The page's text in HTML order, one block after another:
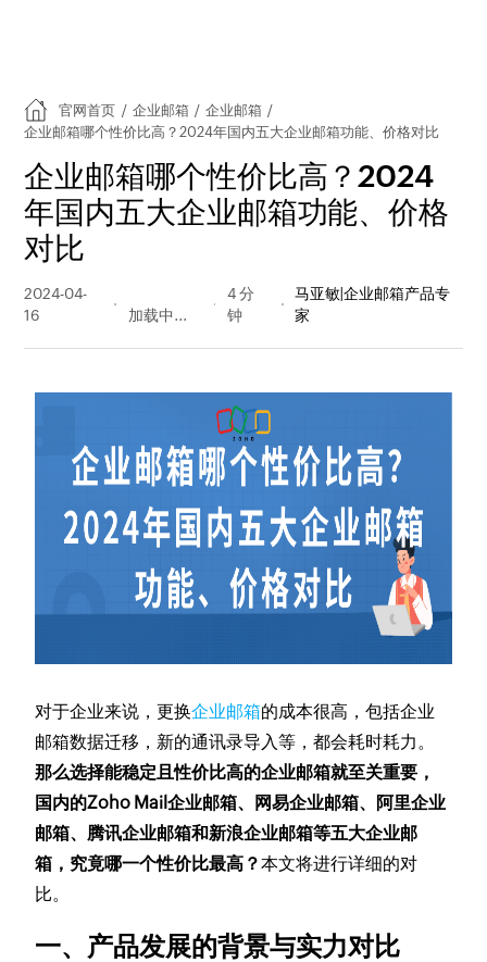
官网首页 / 企业邮箱 / 企业邮箱 /
企业邮箱哪个性价比高？2024年国内五大企业邮箱功能、价格对比
企业邮箱哪个性价比高？2024
年国内五大企业邮箱功能、价格
对比
2024-04-
16
量
4 分
钟
马亚敏|企业邮箱产品专
家
对于企业来说，更换企业邮箱的成本很高，包括企业
邮箱数据迁移，新的通讯录导入等，都会耗时耗力。
那么选择能稳定且性价比高的企业邮箱就至关重要，
国内的Zoho Mail企业邮箱、网易企业邮箱、阿里企业
邮箱、腾讯企业邮箱和新浪企业邮箱等五大企业邮
箱，究竟哪一个性价比最高？本文将进行详细的对
比。
一、产品发展的背景与实力对比